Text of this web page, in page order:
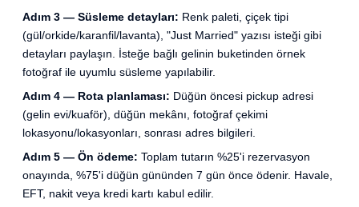
Adım 3 — Süsleme detayları: Renk paleti, çiçek tipi
(gül/orkide/karanfil/lavanta), "Just Married" yazısı isteği gibi
detayları paylaşın. İsteğe bağlı gelinin buketinden örnek
fotoğraf ile uyumlu süsleme yapılabilir.
Adım 4 — Rota planlaması: Düğün öncesi pickup adresi
(gelin evi/kuaför), düğün mekânı, fotoğraf çekimi
lokasyonu/lokasyonları, sonrası adres bilgileri.
Adım 5 — Ön ödeme: Toplam tutarın %25'i rezervasyon
onayında, %75'i düğün gününden 7 gün önce ödenir. Havale,
EFT, nakit veya kredi kartı kabul edilir.